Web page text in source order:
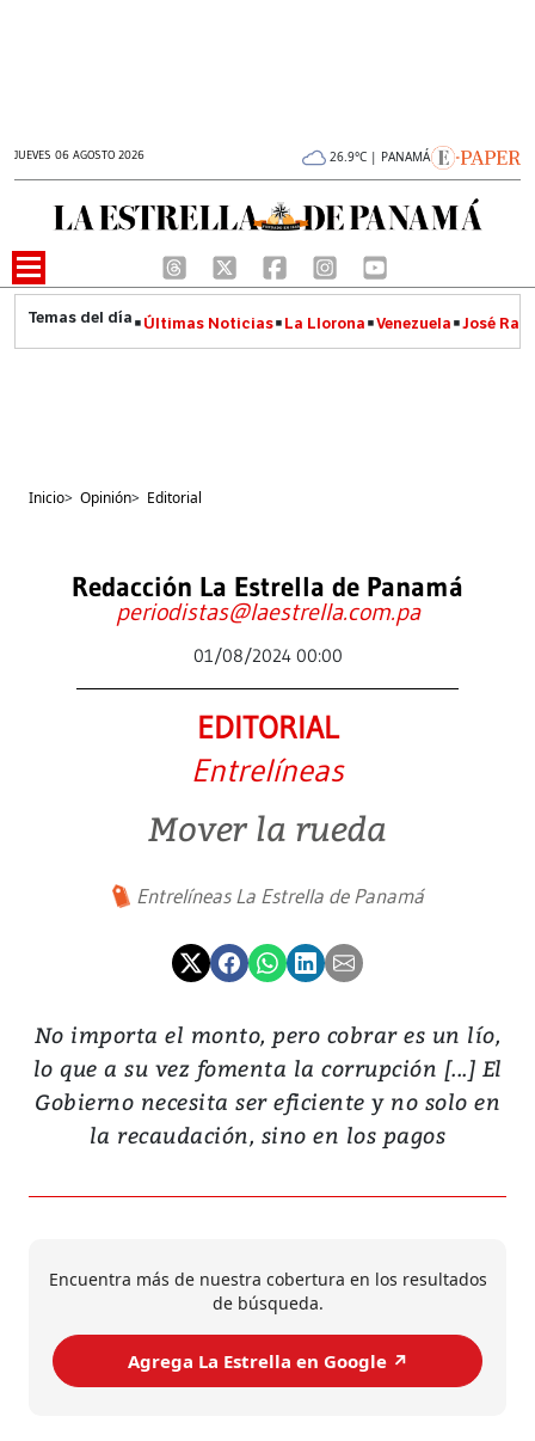
JUEVES 06 AGOSTO 2026 26.9°C | PANAMÁ
Últimas Noticias La Llorona Venezuela José
Inicio> Opinión> Editorial
Redacción La Estrella de Panamá
periodistas@laestrella.com.pa
01/08/2024 00:00
EDITORIAL
Entrelíneas
Mover la rueda
Entrelíneas La Estrella de Panamá
No importa el monto, pero cobrar es un lío,
lo que a su vez fomenta la corrupción [...] El
Gobierno necesita ser eficiente y no solo en
la recaudación, sino en los pagos
Encuentra más de nuestra cobertura en los resultados
de búsqueda.
Agrega La Estrella en Google ↗️